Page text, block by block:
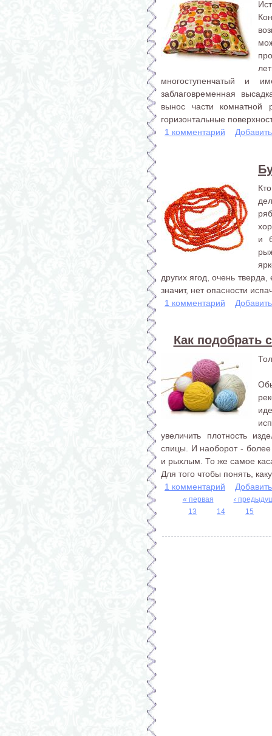
многоступенчатый и
заблаговременная
вынос части комнатной
горизонтальные
1 комментарий
и
других ягод, очень
значит, нет опасности
1 комментарий
Как подобрать
увеличить плотность
спицы. И наоборот -
и рыхлым. То же самое
Для того чтобы понять,
1 комментарий
« первая
‹
13
14 15